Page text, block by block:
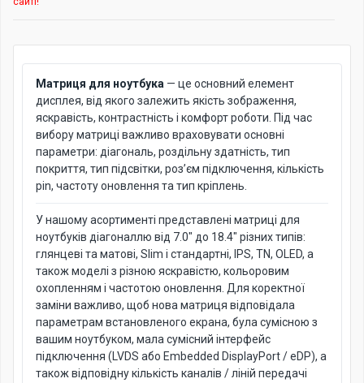
Матриця для ноутбука — це основний елемент
дисплея, від якого залежить якість зображення,
яскравість, контрастність і комфорт роботи. Під час
вибору матриці важливо враховувати основні
параметри: діагональ, роздільну здатність, тип
покриття, тип підсвітки, роз’єм підключення, кількість
pin, частоту оновлення та тип кріплень.
У нашому асортименті представлені матриці для
ноутбуків діагоналлю від 7.0" до 18.4" різних типів:
глянцеві та матові, Slim і стандартні, IPS, TN, OLED, а
також моделі з різною яскравістю, кольоровим
охопленням і частотою оновлення. Для коректної
заміни важливо, щоб нова матриця відповідала
параметрам встановленого екрана, була сумісною з
вашим ноутбуком, мала сумісний інтерфейс
підключення (LVDS або Embedded DisplayPort / eDP), а
також відповідну кількість каналів / ліній передачі